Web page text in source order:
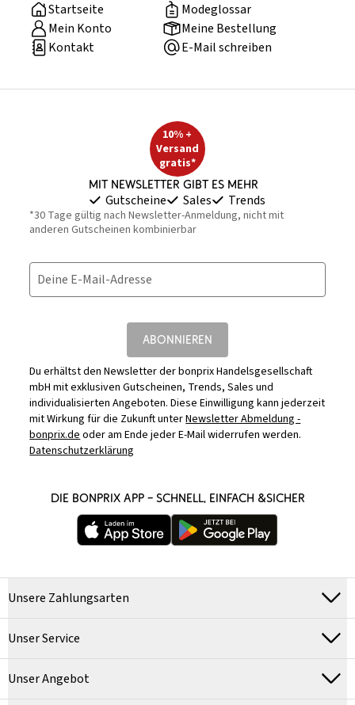
Startseite
Modeglossar
Mein Konto
Meine Bestellung
Kontakt
E-Mail schreiben
10% +
Versand
gratis*
Mit Newsletter gibt es mehr
Gutscheine Sales Trends
*30 Tage gültig nach Newsletter-Anmeldung, nicht mit
anderen Gutscheinen kombinierbar
Deine E-Mail-Adresse
ABONNIEREN
Du erhältst den Newsletter der bonprix Handelsgesellschaft
mbH mit exklusiven Gutscheinen, Trends, Sales und
individualisierten Angeboten. Diese Einwilligung kann jederzeit
mit Wirkung für die Zukunft unterNewsletter Abmeldung -
bonprix.deoder am Ende jeder E-Mail widerrufen werden.
Datenschutzerklärung
DIE BONPRIX APP – SCHNELL, EINFACH &SICHER
Unsere Zahlungsarten
Unser Service
Unser Angebot